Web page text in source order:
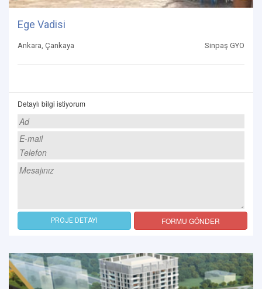
Ege Vadisi
Ankara, Çankaya Sinpaş GYO
Detaylı bilgi istiyorum
PROJE DETAYI FORMU GÖNDER